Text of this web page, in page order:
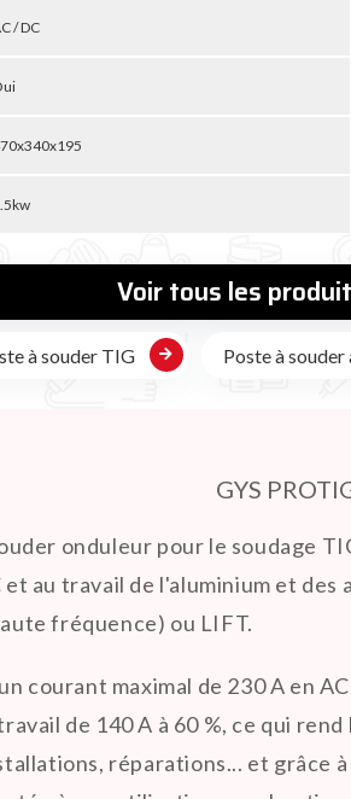
/ DC
Voir tous les
à souder TIG Poste à souder
GYS
onduleur pour le soudage
au travail de l'aluminium et
fréquence) ou LIFT.
courant maximal de 230 A en
de 140 A à 60 %, ce qui
réparations... et grâce